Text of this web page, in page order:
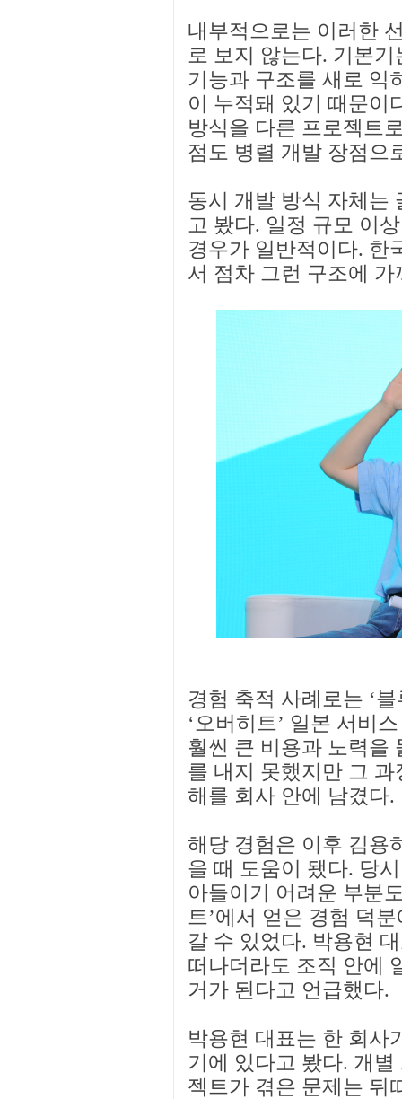
내부적으로는 이러한
로 보지 않는다. 기본
기능과 구조를 새로 익
이 누적돼 있기 때문이
방식을 다른 프로젝트
점도 병렬 개발 장점으
동시 개발 방식 자체는
고 봤다. 일정 규모 이
경우가 일반적이다. 한
서 점차 그런 구조에
경험 축적 사례로는 ‘
‘오버히트’ 일본 서비
훨씬 큰 비용과 노력을
를 내지 못했지만 그
해를 회사 안에 남겼다.
해당 경험은 이후 김용
을 때 도움이 됐다. 당
아들이기 어려운 부분
트’에서 얻은 경험 덕
갈 수 있었다. 박용현
떠나더라도 조직 안에
거가 된다고 언급했다.
박용현 대표는 한 회사
기에 있다고 봤다. 개
젝트가 겪은 문제는 뒤